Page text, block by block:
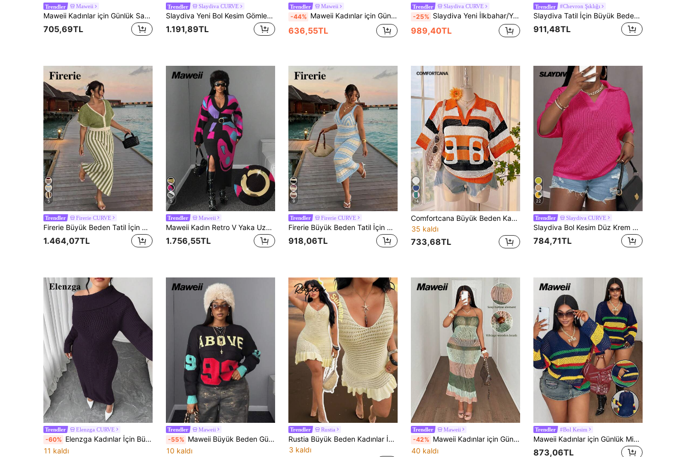
Trendler Maweii
Maweii Kadınlar için Günlük Sade Tatil, Retro Şık Tatil Plaj Deniz Kenarı Renkli V Yaka Düşük Omuzlu Kısa Kollu Delikli Gökkuşağı Çizgili Renk Bloklu Bol Kesim İnce Gösteren Büyük Beden Örme Kazak Üst, İlkbahar Yaz
705,69TL
Trendler Slaydiva CURVE
Slaydiva Yeni Bol Kesim Gömlek Yakalı Açık Önlü Kısa Kollu Şortlu Çizgili Renk Bloklu Büyük Beden Kadın 2 Parça Yazlık Örme Günlük Tatil Takımı - Sonbahar/Kış
1.191,89TL
Trendler Maweii
-44% Maweii Kadınlar için Günlük Minimalist Şık Genç Tasarım Parti Akşam Yemeği V Yaka Raglan Kollu Harf Baskılı Bol Kesim Düz Kesim Büyük Beden Kazak
636,55TL
Trendler Slaydiva CURVE
-25% Slaydiva Yeni İlkbahar/Yaz Koleksiyonu: Paskalya, Western Tarzı, Günlük, Çok Yönlü Temel Parçalar, Günlük Giyim, Okul, Seyahat, Yatçılık, Mezuniyet Dönemi, Okula Dönüş Dönemi, Alışveriş, Brunch, Havaalanı Kombinleri, Tatiller, Okul, Şıklık, Ofis, Tatil, Partiler, Randevular ve Daha Fazlası İçin Uygun. Temel Çok Yönlü, Günlük, Bol Kesim, 90 Sayısı + İngilizce Harfli V Yaka Gömlek, Kırmızı ve Beyaz Renk Bloklu, Kısa Kollu Örme Üst ve Düz Kırmızı Örme Slim Fit Şort, Büyük Beden Kadın Kazak Takımı.
989,40TL
Trendler #Chevron Şıklığı
Slaydiva Tatil İçin Büyük Beden Yazlık Kolsuz Şeffaf Maxi Dar Elbise
911,48TL
5
Trendler Firerie CURVE
Firerie Büyük Beden Tatil İçin Günlük Çizgili Yama Desenli Örme Elbise
1.464,07TL
5
Trendler Maweii
Maweii Kadın Retro V Yaka Uzun Kollu Tatil Tarzı Düşük Omuzlu Soyut Desenli Jakarlı Kişiselleştirilmiş Tasarım Siyah Yırtmaçlı Uzun Etekli Mor Metal Halkalı Kemerli Büyük Beden Kazaklı Zarif Yere Kadar Uzanan Kruvaze Elbise, İlkbahar Sonbahar Kış
1.756,55TL
9
Trendler Firerie CURVE
Firerie Büyük Beden Tatil İçin Günlük Renk Bloklu Çizgili Örme Elbise
918,06TL
14
Comfortcana Büyük Beden Kadınlar İçin Sayı Baskılı Yama Detaylı Günlük Kullanıma Uygun Örme Bluz
35 kaldı
733,68TL
22
Trendler Slaydiva CURVE
Slaydiva Bol Kesim Düz Krem V Yaka Düşük Omuzlu Tığ İşi Delikli Günlük Büyük Beden Örme Üst Tişört Kadınlar İçin, İlkbahar/Yaz Yaz Bluzları Kadın Üstleri ve Bluzları Pembe Üstler Oversize Üstler File Üstler
784,71TL
Trendler Elenzga CURVE
-60% Elenzga Kadınlar İçin Büyük Beden Bol Kesim Uzun Kollu Kazak Elbise, Omuz Açık, Günlük Dış Giyim, Büyük Beden, Sonbahar/Kış
11 kaldı
Trendler Maweii
-55% Maweii Büyük Beden Günlük Harf ve Rakam Desenli Kazak, Sonbahar/Kış
10 kaldı
Trendler Rustia
Rustia Büyük Beden Kadınlar İçin Delikli Örgü Kolsuz Fırfırlı Etek Ucu Zarif Düz Renk Kazak Elbise, Günlük Kullanıma Uygun Çok Yönlü Plaj Tatili Stili
3 kaldı
Trendler Maweii
-42% Maweii Kadınlar için Günlük, Sade, Retro, Seksi, Zarif, Sevgililer Günü, Gençler için Tatil, Plaj Tasarımı, Kolsuz, Düşük Yakalı, Askılı, Ahşap Boncuklu Bağlamalı, Yeşil Kahverengi Çizgili, Bel Şekillendirici, Uzun, Büyük Beden Örgü Elbise, İlkbahar Yaz
40 kaldı
Trendler #Bol Kesim
Maweii Kadınlar için Günlük Minimalist Sokak Tatili Plaj Piknik Modası Genç V Yaka Düşük Omuzlu Uzun Kollu Gökkuşağı Çizgili Kontrast Renkli Ön Cep Açık Kesim Bol Büyük Beden Kazak, İlkbahar/Yaz
873,06TL